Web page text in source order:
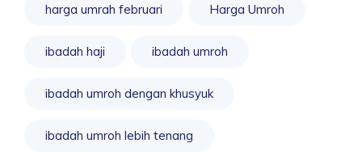
harga umrah februari Harga Umroh
ibadah haji ibadah umroh
ibadah umroh dengan khusyuk
ibadah umroh lebih tenang